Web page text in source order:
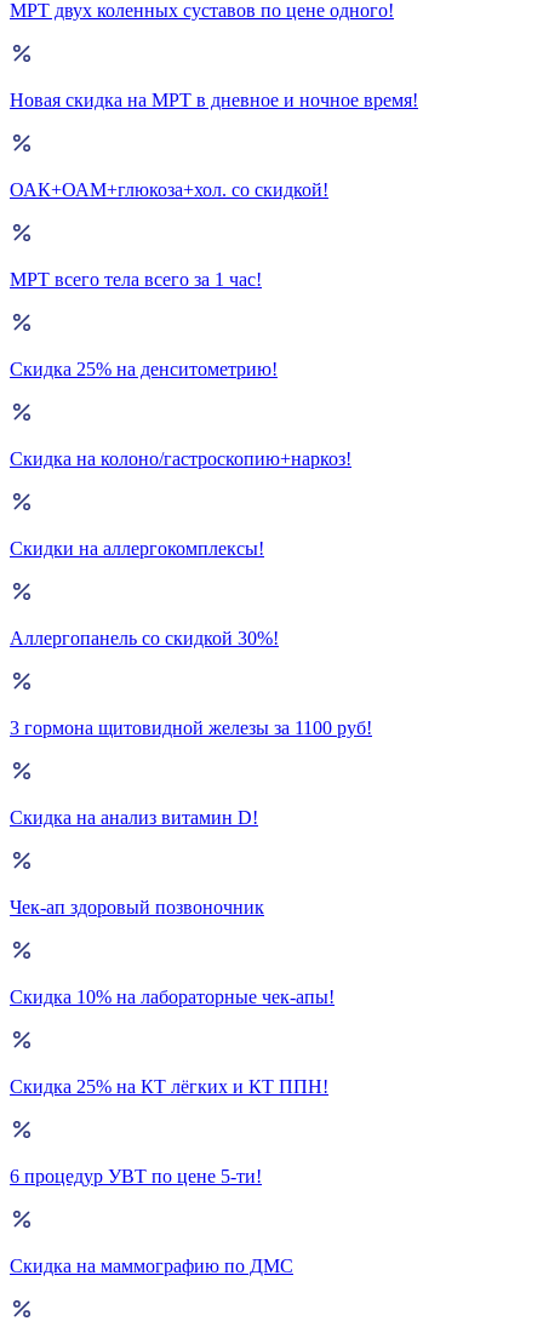
МРТ двух коленных суставов по цене одного!
Новая скидка на МРТ в дневное и ночное время!
ОАК+ОАМ+глюкоза+хол. со скидкой!
МРТ всего тела всего за 1 час!
Скидка 25% на денситометрию!
Скидка на колоно/гастроскопию+наркоз!
Скидки на аллергокомплексы!
Аллергопанель со скидкой 30%!
3 гормона щитовидной железы за 1100 руб!
Скидка на анализ витамин D!
Чек-ап здоровый позвоночник
Скидка 10% на лабораторные чек-апы!
Скидка 25% на КТ лёгких и КТ ППН!
6 процедур УВТ по цене 5-ти!
Скидка на маммографию по ДМС